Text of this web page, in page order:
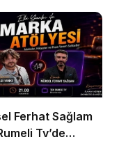
Ferhat Sağlam
Tv’de